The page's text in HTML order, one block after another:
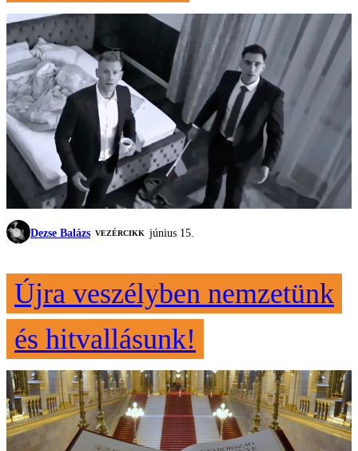
Dezse Balázs VEZÉRCIKK június 15.
Újra veszélyben nemzetünk
és hitvallásunk!